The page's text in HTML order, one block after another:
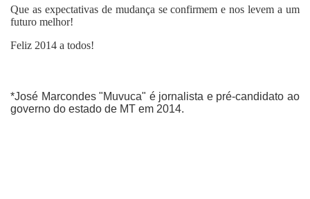
Que as expectativas de mudança se confirmem e nos levem a um
futuro melhor!
Feliz 2014 a todos!
*José Marcondes "Muvuca" é jornalista e pré-candidato ao
governo do estado de MT em 2014.